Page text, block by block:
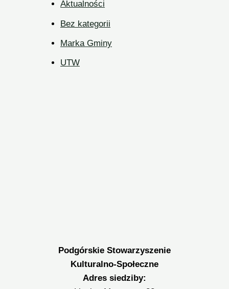
Aktualności
Bez kategorii
Marka Gminy
UTW
Podgórskie Stowarzyszenie
Kulturalno-Społeczne
Adres siedziby: